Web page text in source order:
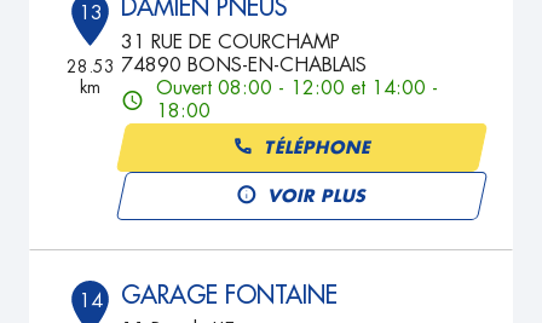
13
28.53
km
DAMIEN PNEUS
31 RUE DE COURCHAMP
74890 BONS-EN-CHABLAIS
Ouvert 08:00 - 12:00 et 14:00 -
18:00
TÉLÉPHONE
VOIR PLUS
14 GARAGE FONTAINE